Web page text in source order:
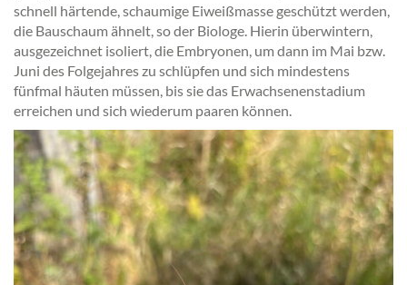
schnell härtende, schaumige Eiweißmasse geschützt werden,
die Bauschaum ähnelt, so der Biologe. Hierin überwintern,
ausgezeichnet isoliert, die Embryonen, um dann im Mai bzw.
Juni des Folgejahres zu schlüpfen und sich mindestens
fünfmal häuten müssen, bis sie das Erwachsenenstadium
erreichen und sich wiederum paaren können.